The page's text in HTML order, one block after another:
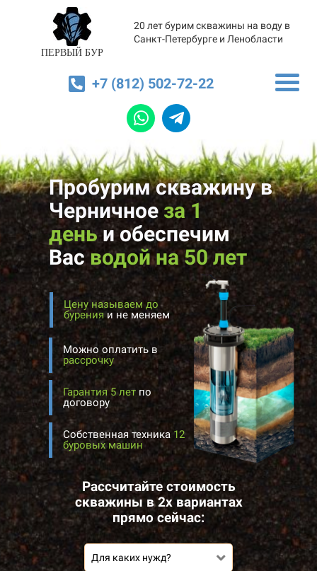
ПЕРВЫЙ БУР
20 лет бурим скважины на воду в
Санкт-Петербурге и Ленобласти
+7 (812) 502-72-22
Пробурим скважину в
Черничноеза 1
деньиобеспечим
Васводой на 50 лет
Цену называем до
буренияи не меняем
Собственная техника 12
буровых машин
Можно оплатить в
рассрочку
Рассчитайте стоимость
скважины в 2х вариантах
прямо сейчас:
Для каких нужд?
Гарантия 5 лет по
договору